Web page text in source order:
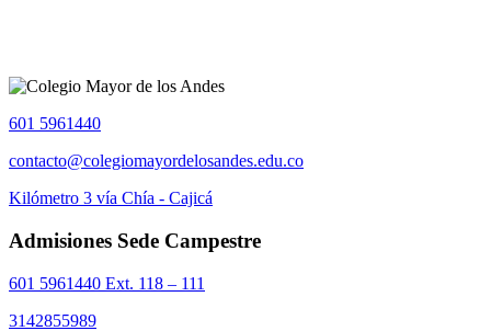
601 5961440
contacto@colegiomayordelosandes.edu.co
Kilómetro 3 vía Chía - Cajicá
Admisiones Sede Campestre
601 5961440 Ext. 118 – 111
3142855989